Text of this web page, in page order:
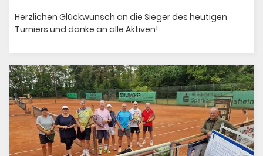
Herzlichen Glückwunsch an die Sieger des heutigen
Turniers und danke an alle Aktiven!